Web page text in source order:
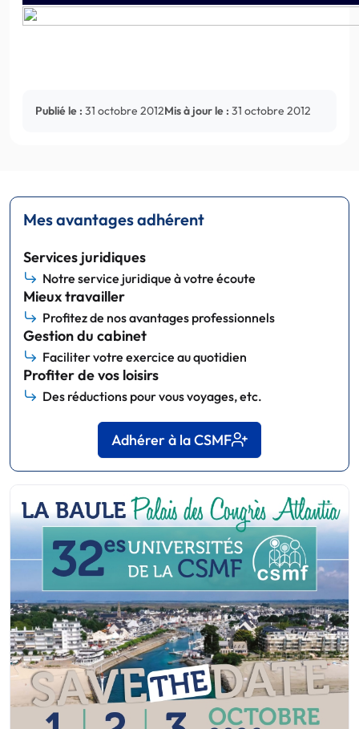
Publié le : 31 octobre 2012Mis à jour le : 31 octobre 2012
Mes avantages adhérent
Services juridiques
Notre service juridique à votre écoute
Mieux travailler
Profitez de nos avantages professionnels
Gestion du cabinet
Faciliter votre exercice au quotidien
Profiter de vos loisirs
Des réductions pour vous voyages, etc.
Adhérer à la CSMF